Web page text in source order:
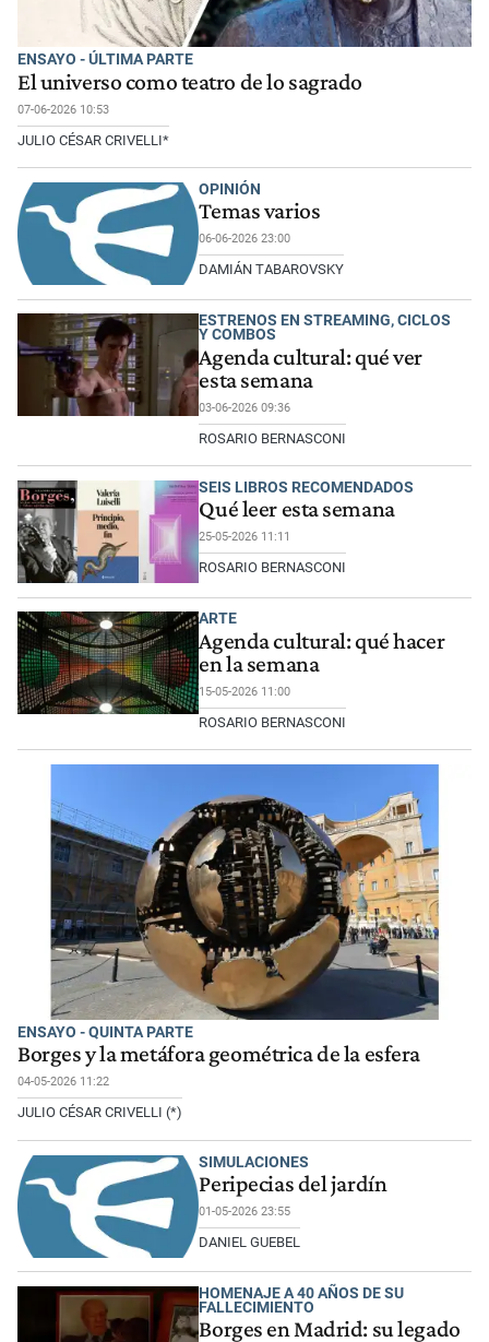
ENSAYO - ÚLTIMA PARTE
El universo como teatro de lo sagrado
07-06-2026 10:53
JULIO CÉSAR CRIVELLI*
OPINIÓN
Temas varios
06-06-2026 23:00
DAMIÁN TABAROVSKY
ESTRENOS EN STREAMING, CICLOS
Y COMBOS
Agenda cultural: qué ver
esta semana
03-06-2026 09:36
ROSARIO BERNASCONI
SEIS LIBROS RECOMENDADOS
Qué leer esta semana
25-05-2026 11:11
ROSARIO BERNASCONI
ARTE
Agenda cultural: qué hacer
en la semana
15-05-2026 11:00
ROSARIO BERNASCONI
ENSAYO - QUINTA PARTE
Borges y la metáfora geométrica de la esfera
04-05-2026 11:22
JULIO CÉSAR CRIVELLI (*)
SIMULACIONES
Peripecias del jardín
01-05-2026 23:55
DANIEL GUEBEL
HOMENAJE A 40 AÑOS DE SU
FALLECIMIENTO
Borges en Madrid: su legado